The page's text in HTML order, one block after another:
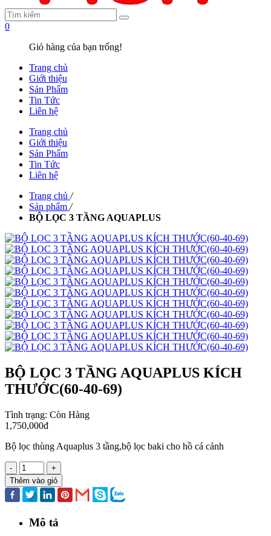
0
Giỏ hàng của bạn trống!
Trang chủ
Giới thiệu
Sản Phẩm
Tin Tức
Liên hệ
Trang chủ
Giới thiệu
Sản Phẩm
Tin Tức
Liên hệ
Trang chủ /
Sản phẩm /
BỘ LỌC 3 TẦNG AQUAPLUS
BỘ LỌC 3 TẦNG AQUAPLUS KÍCH
THƯỚC(60-40-69)
Tình trạng: Còn Hàng
1,750,000đ
Bộ lọc thùng Aquaplus 3 tầng,bộ lọc baki cho hồ cá cảnh
-
+
Thêm vào giỏ
Mô tả